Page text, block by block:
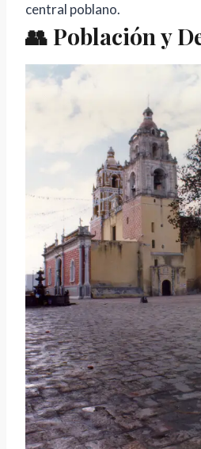
central poblano.
👥 Población y